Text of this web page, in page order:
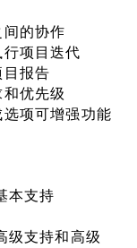
的协作
项目迭代
目报告
优先级
项可增强功能
本支持
级支持和高级